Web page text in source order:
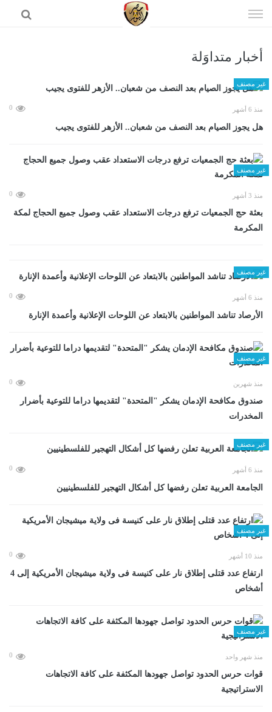
الى
أخبار متداوَلة
غير مصنف
منذ 6 أشهر 0
هل يجوز الصيام بعد النصف من شعبان.. الأزهر للفتوى يجيب
غير مصنف
منذ 3 أشهر 0
بعثة حج الجمعيات ترفع درجات الاستعداد عقب وصول جميع الحجاج لمكة
المكرمة
غير مصنف
منذ 6 أشهر 0
الأرصاد تناشد المواطنين بالابتعاد عن اللوحات الإعلانية وأعمدة الإنارة
غير مصنف
منذ شهرين 0
صندوق مكافحة الإدمان يشكر "المتحدة" لتقديمها دراما للتوعية بأضرار
المخدرات
غير مصنف
منذ 6 أشهر 0
الجامعة العربية تعلن رفضها كل أشكال التهجير للفلسطينيين
غير مصنف
منذ 10 أشهر 0
ارتفاع عدد قتلى إطلاق نار على كنيسة فى ولاية ميشيجان الأمريكية إلى 4
أشخاص
غير مصنف
منذ شهر واحد 0
قوات حرس الحدود تواصل جهودها المكثفة على كافة الاتجاهات
الاستراتيجية